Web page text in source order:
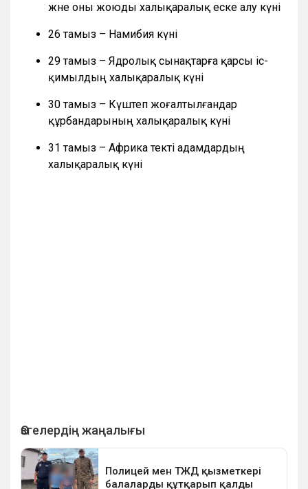
және оны жоюды халықаралық еске алу күні
26 тамыз – Намибия күні
29 тамыз – Ядролық сынақтарға қарсы іс-
қимылдың халықаралық күні
30 тамыз – Күштеп жоғалтылғандар
құрбандарының халықаралық күні
31 тамыз – Африка текті адамдардың
халықаралық күні